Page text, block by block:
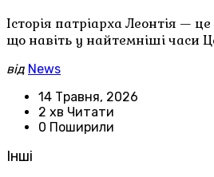
Історія патріарха Леонтія —
що навіть у найтемніші часи
від News
14 Травня, 2026
2 хв Читати
0 Поширили
Інші